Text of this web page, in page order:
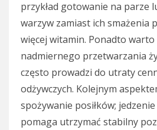
przykład gotowanie na parze
warzyw zamiast ich smażenia
więcej witamin. Ponadto
nadmiernego przetwarzania
często prowadzi do utraty
odżywczych. Kolejnym
spożywanie posiłków;
pomaga utrzymać stabilny